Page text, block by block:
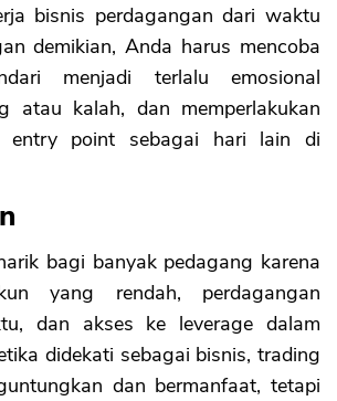
bisnis perdagangan dari waktu
demikian, Anda harus mencoba
menjadi terlalu emosional
atau kalah, dan memperlakukan
entry point sebagai hari lain di
bagi banyak pedagang karena
yang rendah, perdagangan
dan akses ke leverage dalam
didekati sebagai bisnis, trading
dan bermanfaat, tetapi